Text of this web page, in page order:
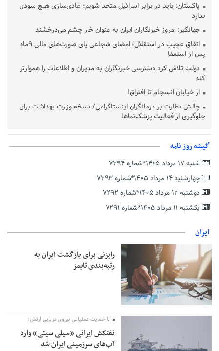
پاکستان: باید در برابر اسرائیل متحد شویم؛ عادی‌سازی هیچ سودی
ندارد
جهانگیر: امروز خبرنگاران ایران به عنوان خار چشم می‌درخشند
اتفاق عجیب در استقلال؛ امضای شجاعی پای صورت‌های مالی ٩ماه
پس از استعفا
دولت تلاش کرد دسترسی خبرنگاران به مدیران و اطلاعات را هموارتر
کند
از خیابان انسجام تا افتراق!
چالش نظارت بر درمانگران اینستاگرامی/ نسخه وزارت بهداشت برای
جلوگیری از فعالیت پزشک‌نماها
پشتیبانی از زنجیره ارزش بادام زمینی در اولویت سیاست‌های
بخش دوم گفت‌وگوی پزشکیان با مردم امشب پخش می‌شود
جزئیات فعال‌سازی «کیف پول ایران» اعلام شد
حمایت از مرزنشینان نباید به زیان تولید باشد/مواد اولیه با کولبری
وارد شود
امیر اکرمی‌نیا: ارتش کاملاً آماده است
گیشه روز نامه
شنبه ۱۷ مرداد ۱۴۰۵*شماره ۷۲۹۴
چهارشنبه ۱۴ مرداد ۱۴۰۵*شماره ۷۲۹۳
دوشنبه ۱۲ مرداد ۱۴۰۵*شماره ۷۲۹۲
یکشنبه ۱۱ مرداد ۱۴۰۵*شماره ۷۲۹۱
ایران
رایزنی برای بازگشت ایران به
رتبه‌بندی تایمز
با حمایت عملیاتی نیروی دریایی ارتش؛
نفتکش ایرانی «سیلی سیتی» وارد
آب‌های سرزمینی ایران شد